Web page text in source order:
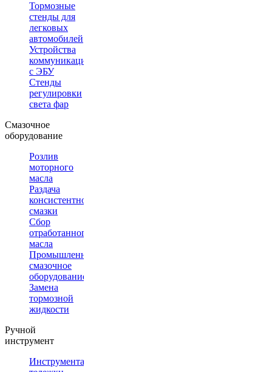
Тормозные
стенды для
легковых
автомобилей
Устройства
коммуникации
с ЭБУ
Стенды
регулировки
света фар
Смазочное
оборудование
Розлив
моторного
масла
Раздача
консистентной
смазки
Сбор
отработанного
масла
Промышленное
смазочное
оборудование
Замена
тормозной
жидкости
Ручной
инструмент
Инструментальные